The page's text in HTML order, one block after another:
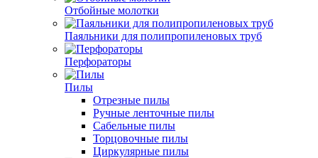
Отбойные молотки
Паяльники для полипропиленовых труб
Перфораторы
Пилы
Отрезные пилы
Ручные ленточные пилы
Сабельные пилы
Торцовочные пилы
Циркулярные пилы